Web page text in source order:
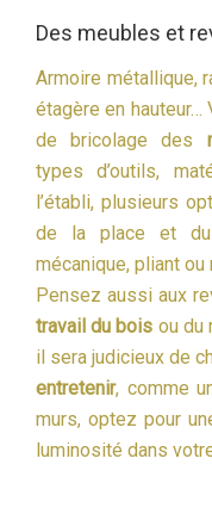
Des meubles et
Armoire métallique,
étagère en
de bricolage des
types d’outils,
l’établi, plusieurs
de la place et du
mécanique, pliant
Pensez aussi aux
travail du bois ou du
il sera judicieux de
entretenir, comme
murs, optez pour
luminosité dans